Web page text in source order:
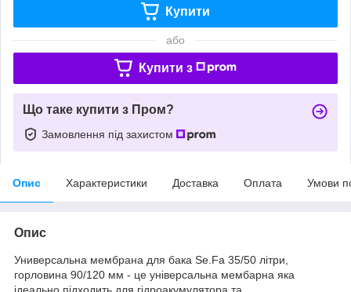
Купити
або
Купити з
Що таке купити з Пром?
Замовлення під захистом
Опис Характеристики Доставка Оплата Умови
Опис
Универсальна мембрана для бака Se.Fa 35/50 літри,
горловина 90/120 мм - це універсальна мембарна яка
ідеально підходить для гідроакумулятора та